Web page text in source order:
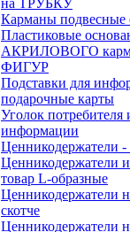
на ТРУБКУ
Карманы подвесные
Пластиковые
АКРИЛОВОГО
ФИГУР
Подставки для
подарочные карты
Уголок потребителя
информации
Ценникодержатели
Ценникодержатели
товар L-образные
Ценникодержатели
скотче
Ценникодержатели